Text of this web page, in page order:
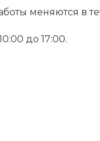
меняются в
до 17:00.